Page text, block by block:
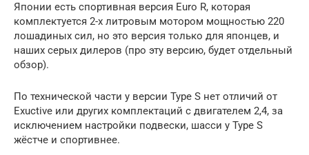
Японии есть спортивная версия Euro R, которая
комплектуется 2-х литровым мотором мощностью 220
лошадиных сил, но это версия только для японцев, и
наших серых дилеров (про эту версию, будет отдельный
обзор).
По технической части у версии Type S нет отличий от
Exuctive или других комплектаций с двигателем 2,4, за
исключением настройки подвески, шасси у Type S
жёстче и спортивнее.